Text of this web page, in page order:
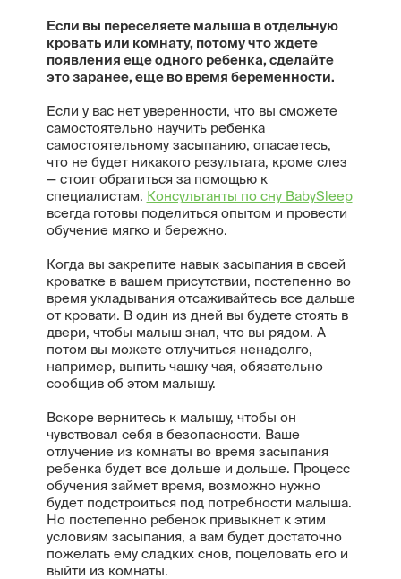
Если вы переселяете малыша в отдельную
кровать или комнату, потому что ждете
появления еще одного ребенка, сделайте
это заранее, еще во время беременности.
Если у вас нет уверенности, что вы сможете
самостоятельно научить ребенка
самостоятельному засыпанию, опасаетесь,
что не будет никакого результата, кроме слез
— стоит обратиться за помощью к
специалистам. Консультанты по сну BabySleep
всегда готовы поделиться опытом и провести
обучение мягко и бережно.
Когда вы закрепите навык засыпания в своей
кроватке в вашем присутствии, постепенно во
время укладывания отсаживайтесь все дальше
от кровати. В один из дней вы будете стоять в
двери, чтобы малыш знал, что вы рядом. А
потом вы можете отлучиться ненадолго,
например, выпить чашку чая, обязательно
сообщив об этом малышу.
Вскоре вернитесь к малышу, чтобы он
чувствовал себя в безопасности. Ваше
отлучение из комнаты во время засыпания
ребенка будет все дольше и дольше. Процесс
обучения займет время, возможно нужно
будет подстроиться под потребности малыша.
Но постепенно ребенок привыкнет к этим
условиям засыпания, а вам будет достаточно
пожелать ему сладких снов, поцеловать его и
выйти из комнаты.